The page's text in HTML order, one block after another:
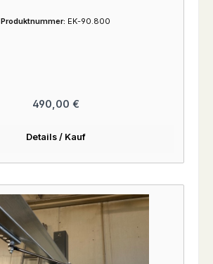
Produktnummer: EK-90.800
Regulärer Preis:
490,00 €
Details / Kauf